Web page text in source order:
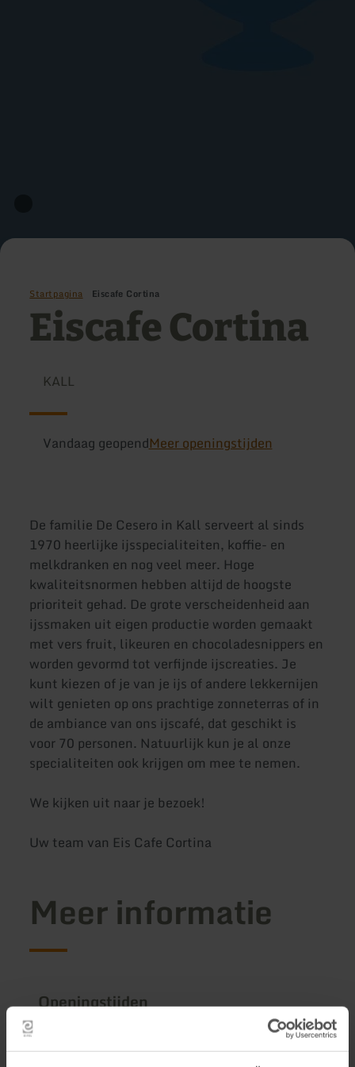
Startpagina Eiscafe Cortina
Eiscafe Cortina
KALL
Vandaag geopendMeer openingstijden
De familie De Cesero in Kall serveert al sinds
1970 heerlijke ijsspecialiteiten, koffie- en
melkdranken en nog veel meer. Hoge
kwaliteitsnormen hebben altijd de hoogste
prioriteit gehad. De grote verscheidenheid aan
ijssmaken uit eigen productie worden gemaakt
met vers fruit, likeuren en chocoladesnippers en
worden gevormd tot verfijnde ijscreaties. Je
kunt kiezen of je van je ijs of andere lekkernijen
wilt genieten op ons prachtige zonneterras of in
de ambiance van ons ijscafé, dat geschikt is
voor 70 personen. Natuurlijk kun je al onze
specialiteiten ook krijgen om mee te nemen.
We kijken uit naar je bezoek!
Uw team van Eis Cafe Cortina
Meer informatie
Openingstijden